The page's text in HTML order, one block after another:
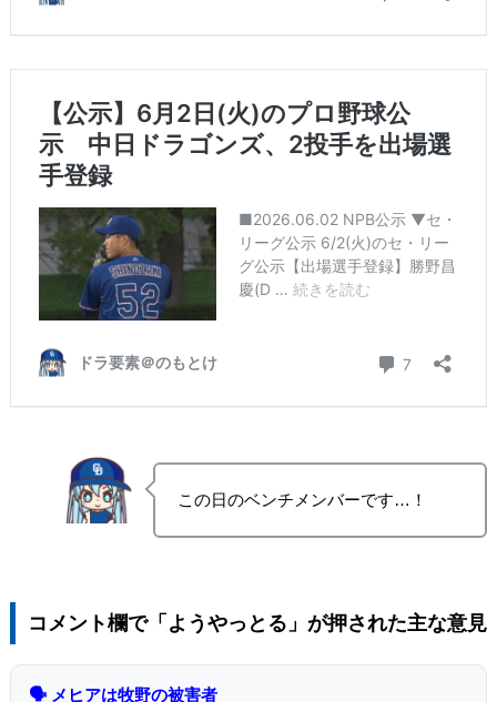
この日のベンチメンバーです…！
コメント欄で「ようやっとる」が押された主な意見
🗣 メヒアは牧野の被害者